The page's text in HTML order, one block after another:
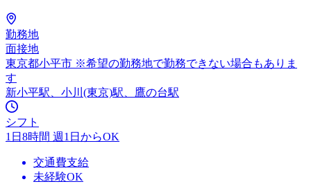
勤務地
面接地
東京都小平市 ※希望の勤務地で勤務できない場合もありま
す
新小平駅、小川(東京)駅、鷹の台駅
シフト
1日8時間 週1日からOK
交通費支給
未経験OK